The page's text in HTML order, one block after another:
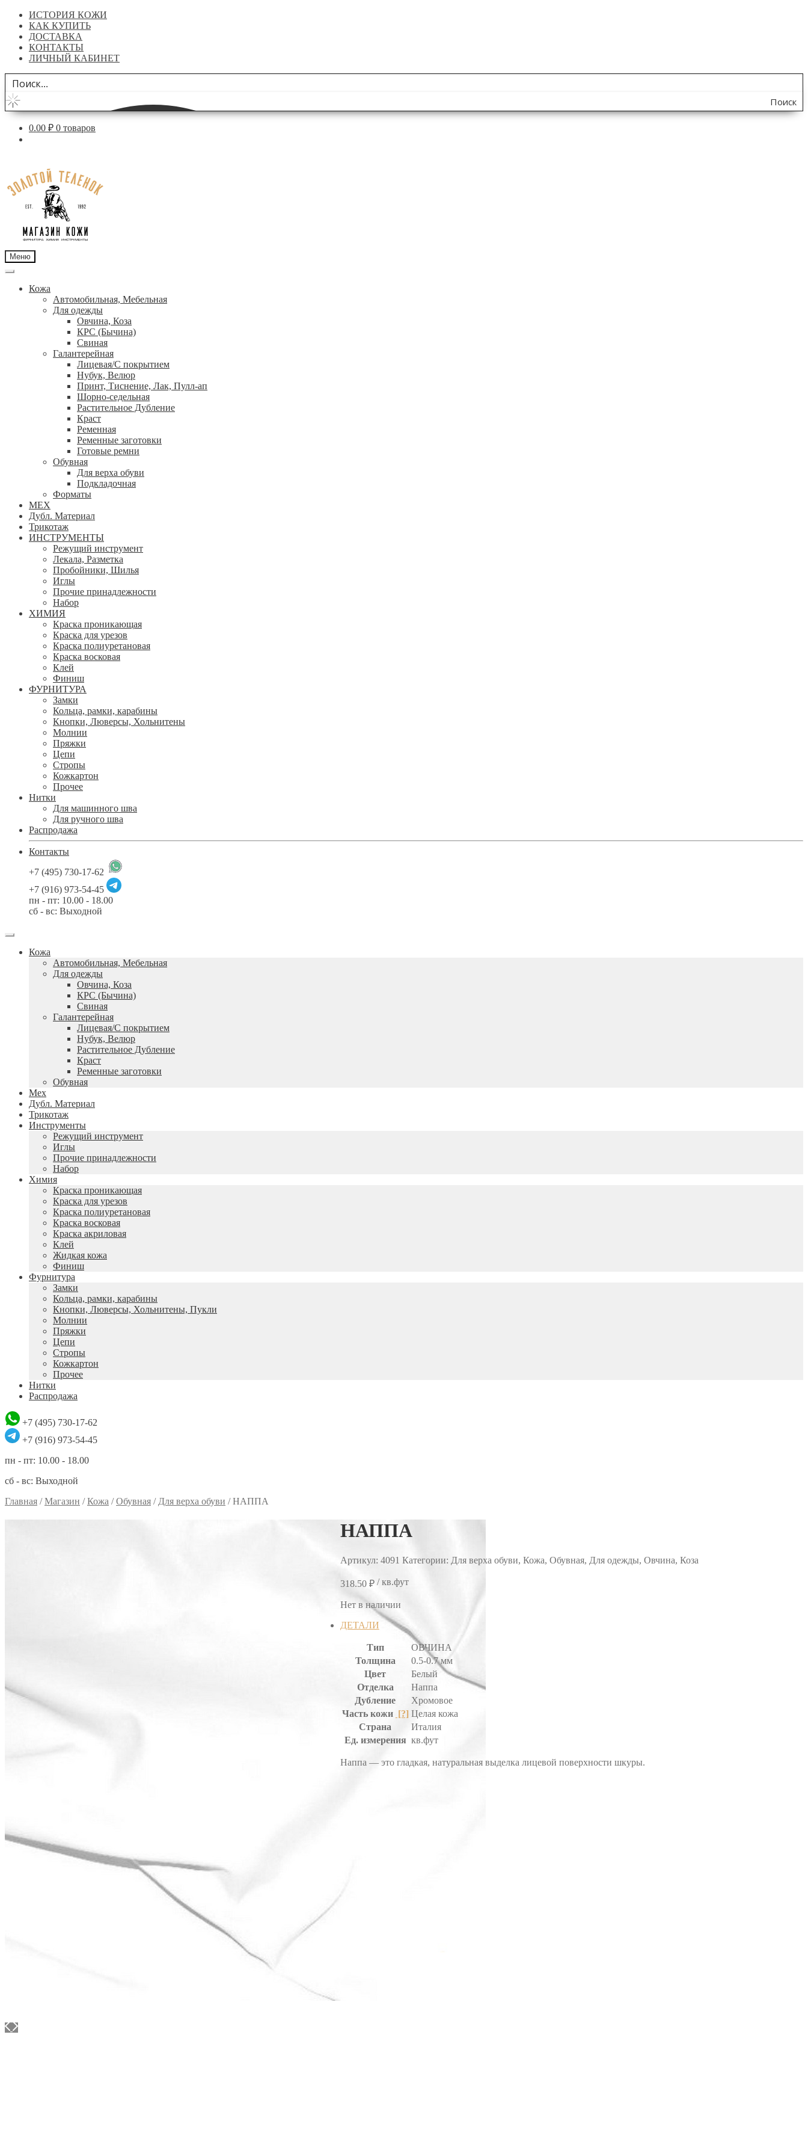
ИСТОРИЯ КОЖИ
КАК КУПИТЬ
ДОСТАВКА
КОНТАКТЫ
ЛИЧНЫЙ КАБИНЕТ
Поиск
по
0.00 ₽ 0 товаров
навигации
содержимому
Меню
Кожа
Автомобильная, Мебельная
Для одежды
Овчина, Коза
КРС (Бычина)
Свиная
Галантерейная
Лицевая/С покрытием
Нубук, Велюр
Принт, Тиснение, Лак, Пулл-ап
Шорно-седельная
Растительное Дубление
Краст
Ременная
Ременные заготовки
Готовые ремни
Обувная
Для верха обуви
Подкладочная
Форматы
МЕХ
Дубл. Материал
Трикотаж
ИНСТРУМЕНТЫ
Режущий инструмент
Лекала, Разметка
Пробойники, Шилья
Иглы
Прочие принадлежности
Набор
ХИМИЯ
Краска проникающая
Краска для урезов
Краска полиуретановая
Краска восковая
Клей
Финиш
ФУРНИТУРА
Замки
Кольца, рамки, карабины
Кнопки, Люверсы, Хольнитены
Молнии
Пряжки
Цепи
Стропы
Кожкартон
Прочее
Нитки
Для машинного шва
Для ручного шва
Распродажа
Контакты
+7 (495) 730-17-62
+7 (916) 973-54-45
пн - пт: 10.00 - 18.00
сб - вс: Выходной
Кожа
Автомобильная, Мебельная
Для одежды
Овчина, Коза
КРС (Бычина)
Свиная
Галантерейная
Лицевая/С покрытием
Нубук, Велюр
Растительное Дубление
Краст
Ременные заготовки
Обувная
Мех
Дубл. Материал
Трикотаж
Инструменты
Режущий инструмент
Иглы
Прочие принадлежности
Набор
Химия
Краска проникающая
Краска для урезов
Краска полиуретановая
Краска восковая
Краска акриловая
Клей
Жидкая кожа
Финиш
Фурнитура
Замки
Кольца, рамки, карабины
Кнопки, Люверсы, Хольнитены, Пукли
Молнии
Пряжки
Цепи
Стропы
Кожкартон
Прочее
Нитки
Распродажа
+7 (495) 730-17-62
+7 (916) 973-54-45
пн - пт: 10.00 - 18.00
сб - вс: Выходной
Главная /Магазин /Кожа /Обувная / Для верха обуви /НАППА
НАППА
Артикул: 4091 Категории: Для верха обуви, Кожа, Обувная, Для одежды, Овчина, Коза
318.50 ₽/ кв.фут
Нет в наличии
ДЕТАЛИ
Тип
ОВЧИНА
Толщина
0.5-0.7 мм
Цвет
Белый
Отделка
Наппа
Дубление
Хромовое
Часть кожи [?] Целая кожа
Страна
Италия
Ед. измерения кв.фут
Наппа — это гладкая, натуральная выделка лицевой поверхности шкуры.